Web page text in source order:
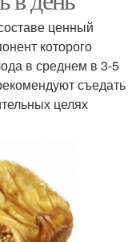
ценный
которого
в среднем в 3-5
съедать
целях